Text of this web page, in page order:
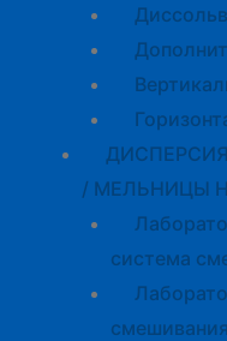
/ МЕЛЬНИЦЫ
система